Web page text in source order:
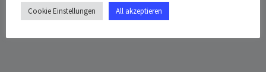
Cookie Einstellungen All akzeptieren